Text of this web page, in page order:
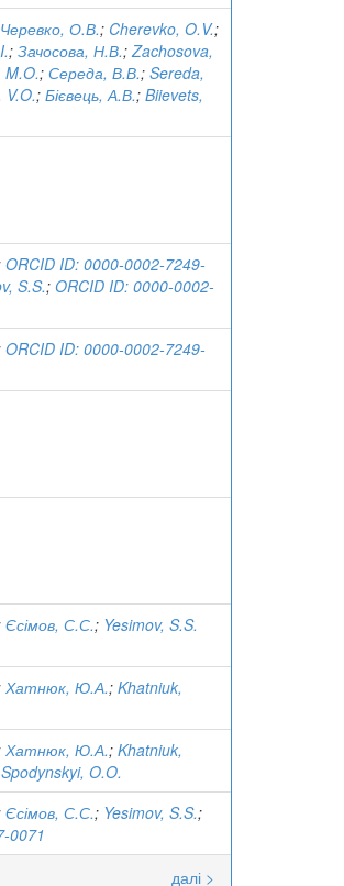
Черевко, О.В.; Cherevko, O.V.;
; Зачосова, Н.В.;Zachosova,
; Середа, В.В.; Sereda,
; Бієвець, А.В.; Biievets,
ORCID ID: 0000-0002-7249-
S.S.; ORCID ID: 0000-0002-
ORCID ID: 0000-0002-7249-
Єсімов, С.С.; Yesimov, S.S.
Хатнюк, Ю.А.; Khatniuk,
Хатнюк, Ю.А.; Khatniuk,
Spodynskyi, O.O.
Єсімов, С.С.; Yesimov, S.S.;
0071
далі >